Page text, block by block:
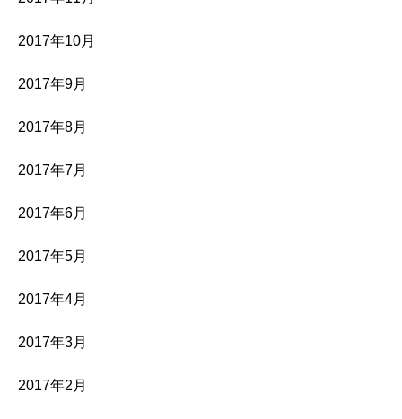
2017年10月
2017年9月
2017年8月
2017年7月
2017年6月
2017年5月
2017年4月
2017年3月
2017年2月